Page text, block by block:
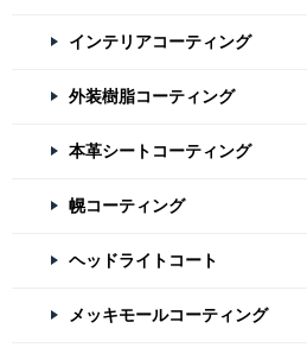
インテリアコーティング
外装樹脂コーティング
本革シートコーティング
幌コーティング
ヘッドライトコート
メッキモールコーティング